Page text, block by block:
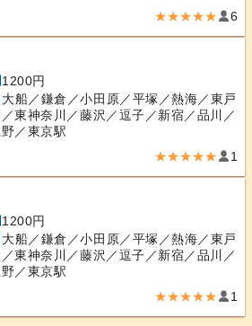
★★★★★ 6
1200円
大船／鎌倉／小田原／平塚／熱海／東戸
東神奈川／藤沢／逗子／新宿／品川／
／東京駅
★★★★★ 1
1200円
大船／鎌倉／小田原／平塚／熱海／東戸
東神奈川／藤沢／逗子／新宿／品川／
／東京駅
★★★★★ 1